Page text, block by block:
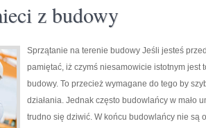
z budowy
Sprzątanie na terenie budowy Jeśli jesteś
pamiętać, iż czymś niesamowicie istotnym jest
budowy. To przecież wymagane do tego by
działania. Jednak często budowlańcy w mało
trudno się dziwić. W końcu budowlańcy nie są